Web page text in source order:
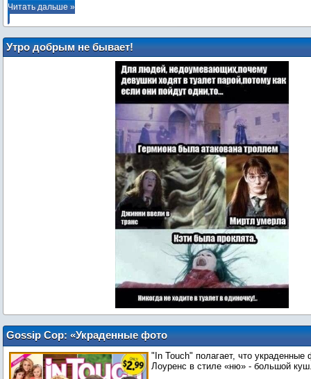
Читать дальше »
Утро добрым не бывает!
Gossip Cop: «Украденные фото
обнаженной Дженнифер Лоуренс
вскрыли «тайны» о Крисе Мартине,
Николасе Холте и Лиаме Хемсворте?»
"In Touch" полагает, что
Лоуренс в стиле «ню» - большой